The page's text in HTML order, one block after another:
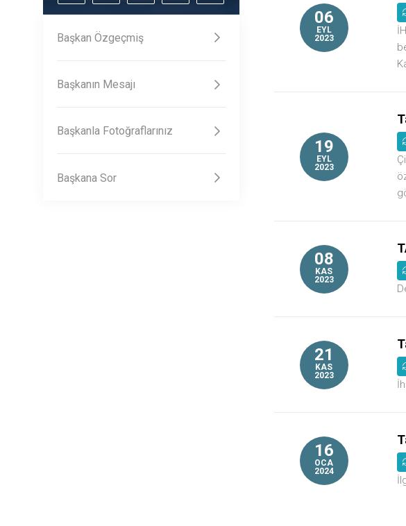
Başkan Özgeçmiş
Başkanın Mesajı
Başkanla Fotoğraflarınız
Başkana Sor
06
EYL
2023
19
EYL
2023
08
KAS
2023
21
KAS
2023
16
OCA
2024